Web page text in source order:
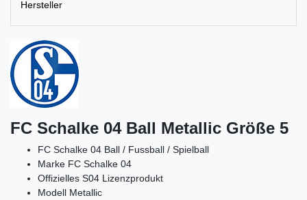
Hersteller
FC Schalke 04 Ball Metallic Größe 5
FC Schalke 04 Ball / Fussball / Spielball
Marke FC Schalke 04
Offizielles S04 Lizenzprodukt
Modell Metallic